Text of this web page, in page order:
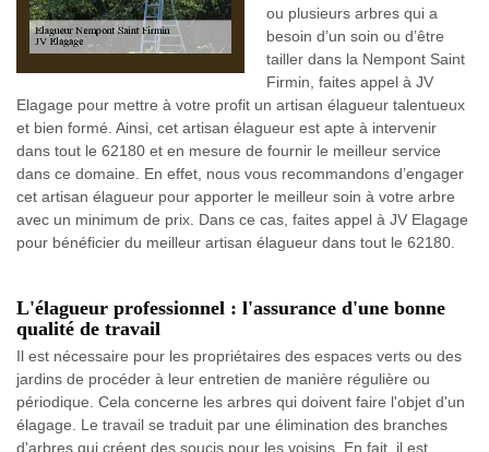
ou plusieurs arbres qui a
besoin d’un soin ou d’être
tailler dans la Nempont Saint
Firmin, faites appel à JV
Elagage pour mettre à votre profit un artisan élagueur talentueux
et bien formé. Ainsi, cet artisan élagueur est apte à intervenir
dans tout le 62180 et en mesure de fournir le meilleur service
dans ce domaine. En effet, nous vous recommandons d’engager
cet artisan élagueur pour apporter le meilleur soin à votre arbre
avec un minimum de prix. Dans ce cas, faites appel à JV Elagage
pour bénéficier du meilleur artisan élagueur dans tout le 62180.
L'élagueur professionnel : l'assurance d'une bonne
qualité de travail
Il est nécessaire pour les propriétaires des espaces verts ou des
jardins de procéder à leur entretien de manière régulière ou
périodique. Cela concerne les arbres qui doivent faire l'objet d'un
élagage. Le travail se traduit par une élimination des branches
d'arbres qui créent des soucis pour les voisins. En fait, il est